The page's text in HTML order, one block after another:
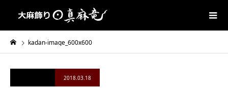
kadan-image_600x600
2018.03.18